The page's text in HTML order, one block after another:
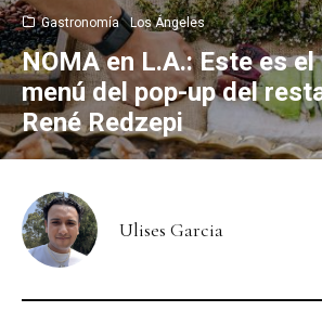
Gastronomía Los Ángeles
NOMA en L.A.: Este es
menú del pop-up del
René Redzepi
Ulises Garcia